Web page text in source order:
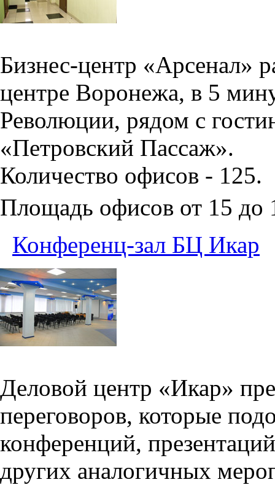
Бизнес-центр «Арсенал»
центре Воронежа, в 5
Революции, рядом с
«Петровский Пассаж».
Количество офисов - 125.
Площадь офисов от 15 до
Конференц-зал БЦ Икар
Деловой центр «Икар»
переговоров, которые
конференций,
других аналогичных